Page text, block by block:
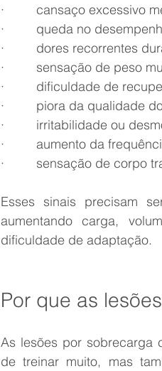
·         cansaço
·         queda no
·         dores recorrentes
·         sensação de peso
·         dificuldade de
·         piora da qualidade
·         irritabilidade ou
·         aumento da
·         sensação de
Esses sinais precisam
aumentando carga,
dificuldade de adaptação.
Por que as
As lesões por sobrecarga
de treinar muito, mas